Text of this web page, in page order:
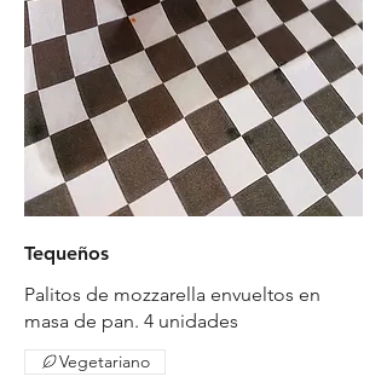
Tequeños
Palitos de mozzarella envueltos en
masa de pan. 4 unidades
Vegetariano